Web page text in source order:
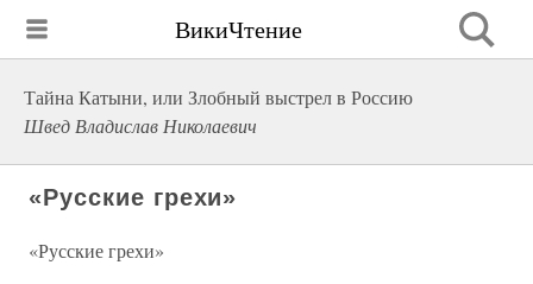
ВикиЧтение
Тайна Катыни, или Злобный выстрел в Россию
Швед Владислав Николаевич
«Русские грехи»
«Русские грехи»